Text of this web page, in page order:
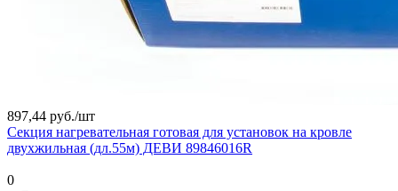
897,44 руб./шт
Секция нагревательная готовая для установок на кровле
двухжильная (дл.55м) ДЕВИ 89846016R
0